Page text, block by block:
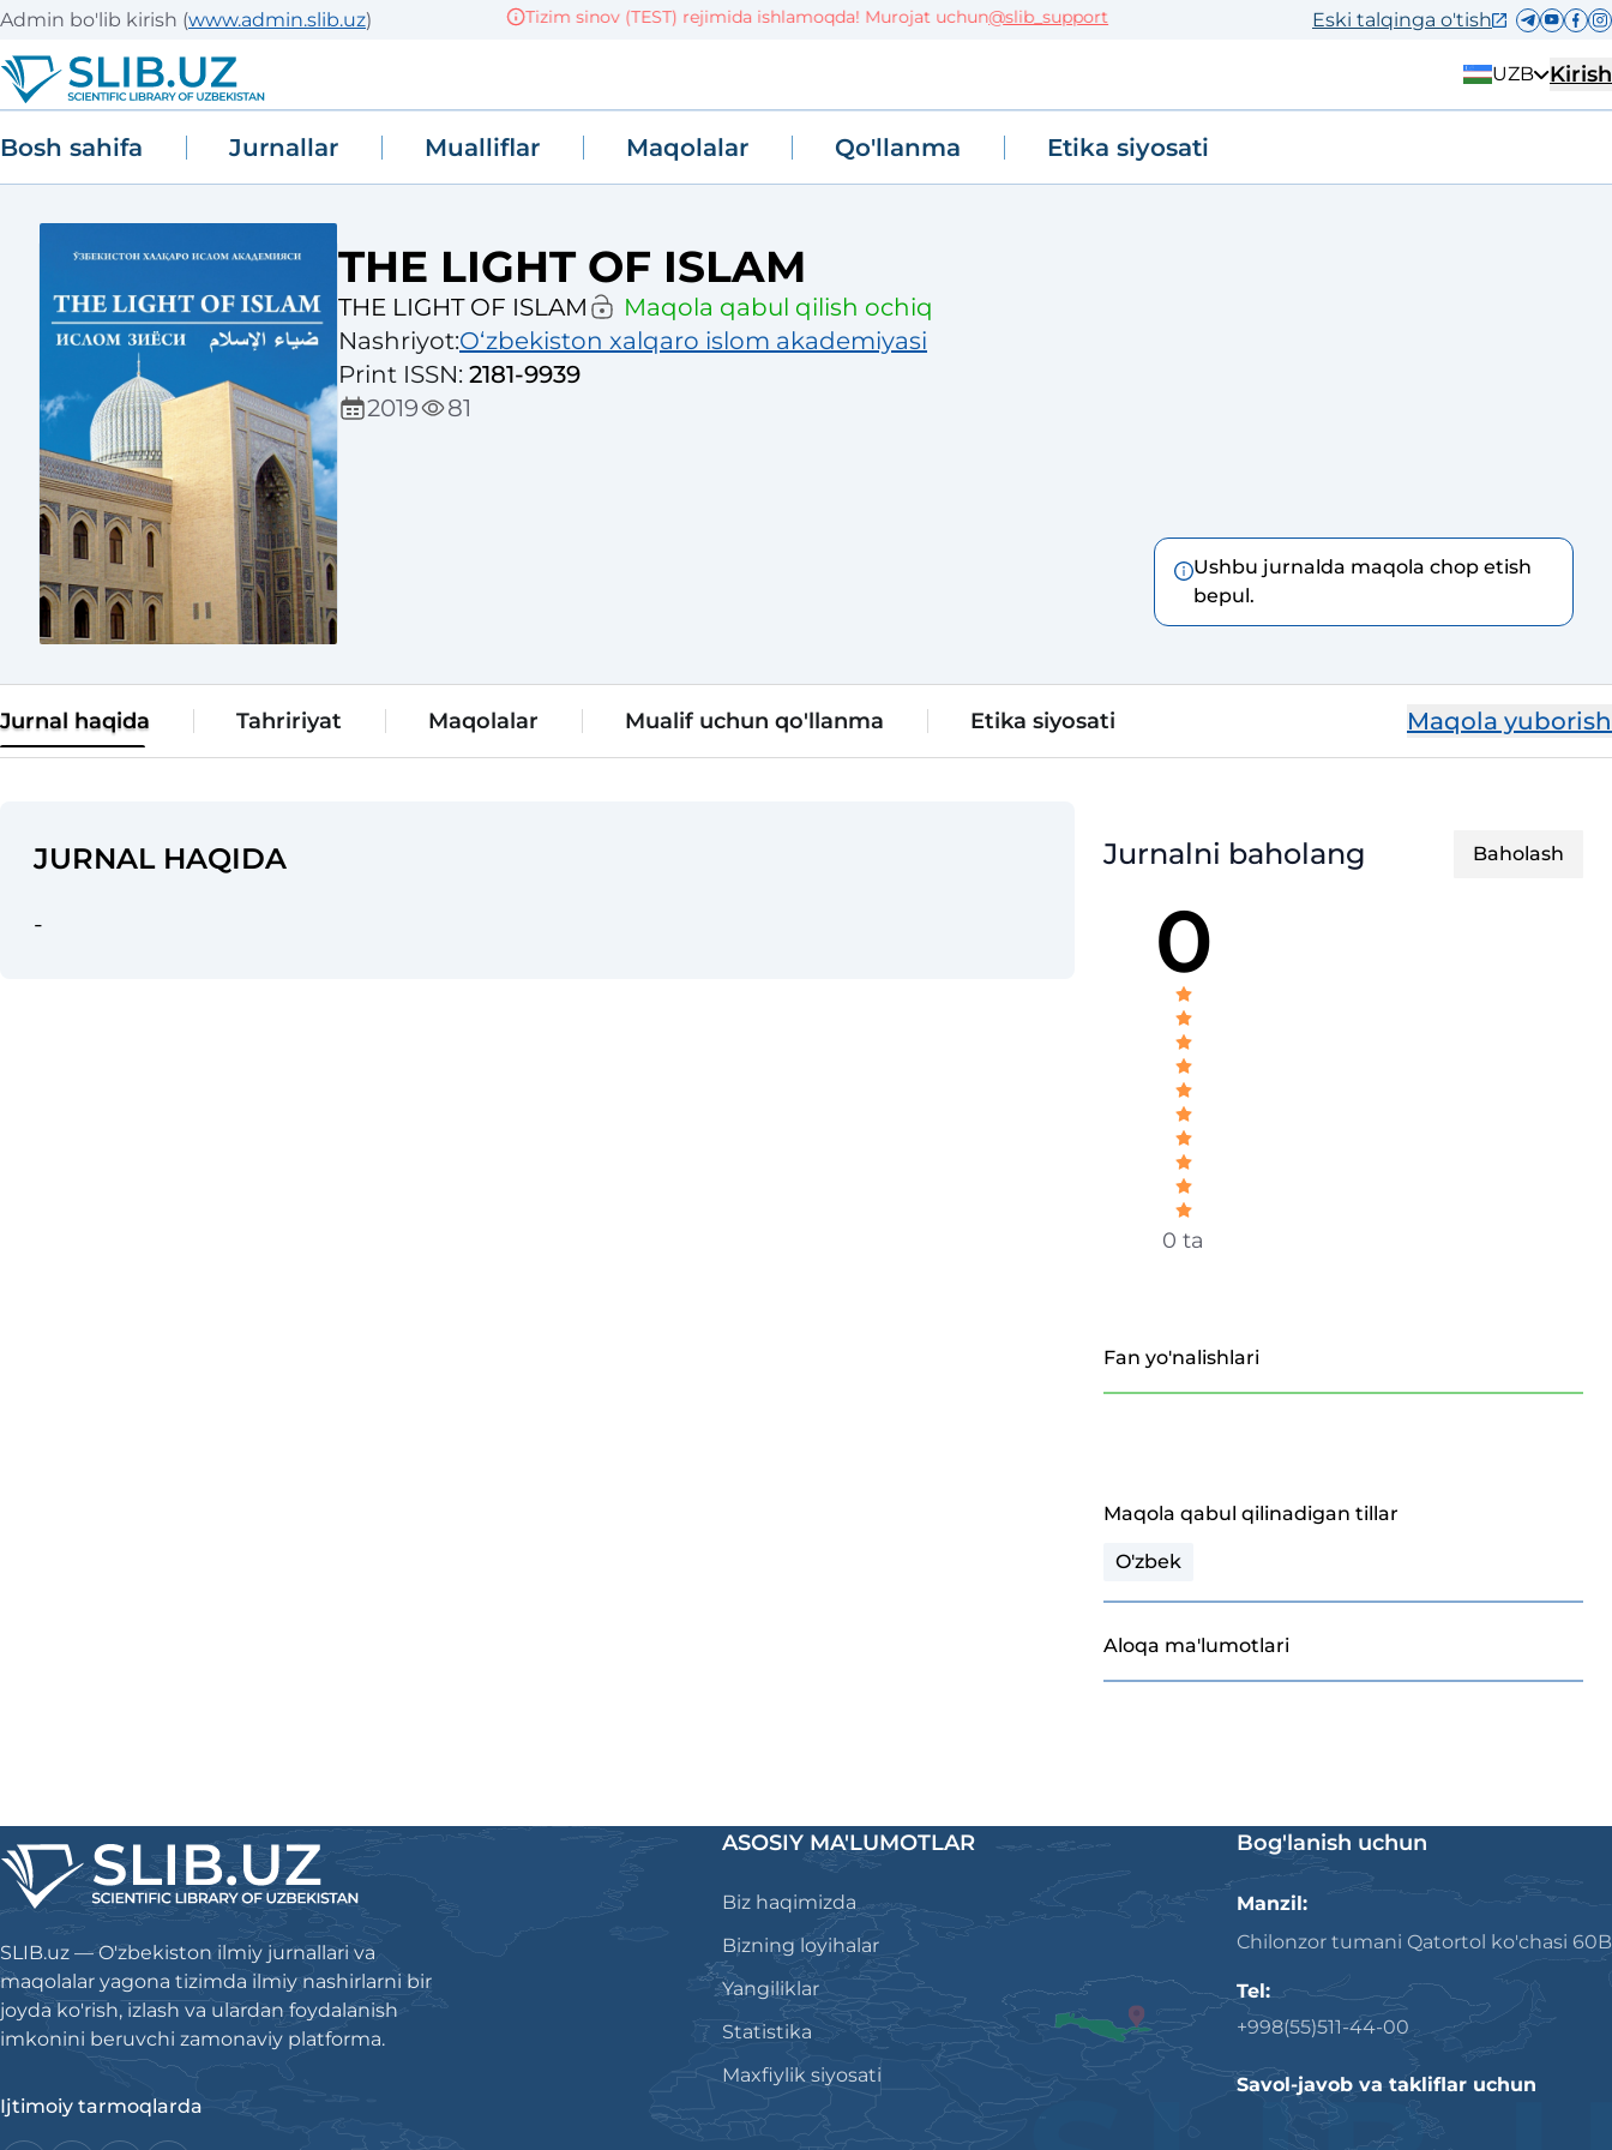
Admin bo'lib kirish (www.admin.slib.uz) Tizim sinov (TEST) rejimida ishlamoqda! Murojat uchun@slib_support Eski talqinga o'tish
UZB Kirish
Bosh sahifa Jurnallar Mualliflar Maqolalar Qo'llanma Etika siyosati
THE LIGHT OF ISLAM
THE LIGHT OF ISLAM
Maqola qabul qilish ochiq
Nashriyot:Oʻzbekiston xalqaro islom akademiyasi
Print ISSN: 2181-9939
2019
81
Ushbu jurnalda maqola chop etish
bepul.
Jurnal haqida Tahririyat Maqolalar Mualif uchun qo'llanma Etika siyosati Maqola yuborish
JURNAL HAQIDA
-
Jurnalni baholang Baholash
0
0 ta
Fan yo'nalishlari
Maqola qabul qilinadigan tillar
O'zbek
Aloqa ma'lumotlari
SLIB.uz — O'zbekiston ilmiy jurnallari va
maqolalar yagona tizimda ilmiy nashirlarni bir
joyda ko'rish, izlash va ulardan foydalanish
imkonini beruvchi zamonaviy platforma.
Ijtimoiy tarmoqlarda
ASOSIY MA'LUMOTLAR
Biz haqimizda
Bizning loyihalar
Yangiliklar
Statistika
Maxfiylik siyosati
Bog'lanish uchun
Manzil:
Chilonzor tumani Qatortol ko'chasi 60B
Tel:
+998(55)511-44-00
Savol-javob va takliflar uchun